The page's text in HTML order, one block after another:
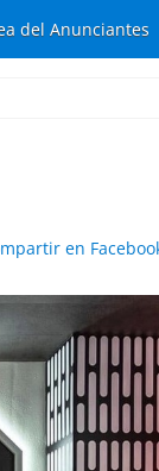
del Anunciantes
en